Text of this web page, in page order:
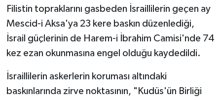
Filistin topraklarını gasbeden İsraillilerin geçen ay
Mescid-i Aksa'ya 23 kere baskın düzenlediği,
İsrail güçlerinin de Harem-i İbrahim Camisi'nde 74
kez ezan okunmasına engel olduğu kaydedildi.
İsraillilerin askerlerin koruması altındaki
baskınlarında zirve noktasının, "Kudüs'ün Birliği
Gümüşhane Müftülüğü
Hakkari Müftülüğü
Iğdır Müftülüğü